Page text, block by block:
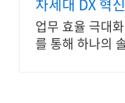
차세대 DX 혁
비즈니스 플랫
업무 효율 극대
를 통해 하나의